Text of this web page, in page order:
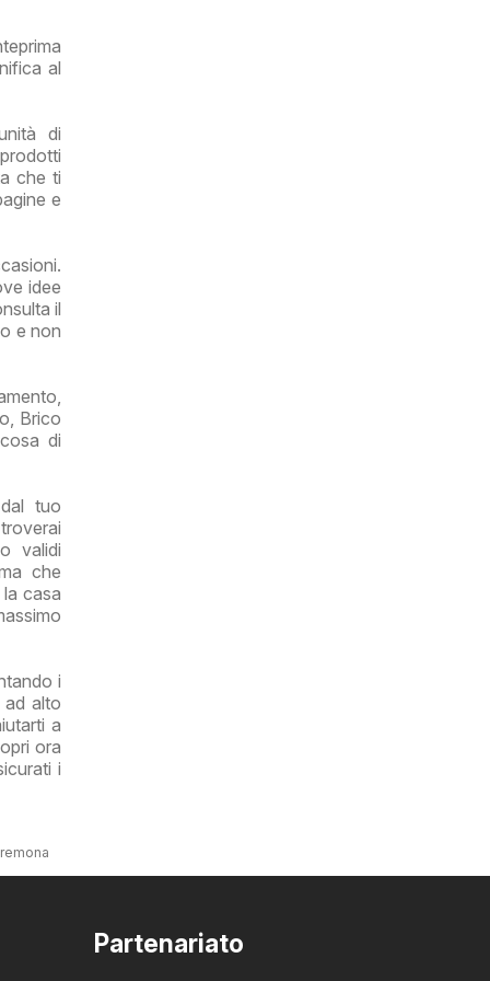
al
di
che ti
e
idee
il
e non
Brico
di
tuo
validi
che
casa
i
alto
a
ora
i
Partenariato